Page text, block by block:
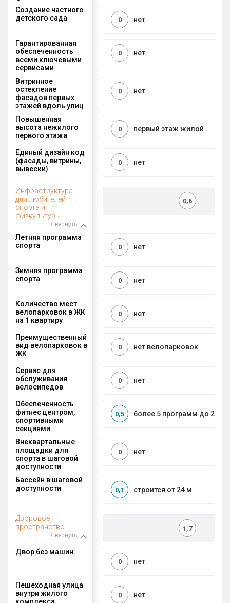
Создание частного
детского сада
нет
0
Гарантированная
обеспеченность
всеми ключевыми
сервисами
нет
0
Витринное
остекление
фасадов первых
этажей вдоль улиц
нет
0
Повышенная
высота нежилого
первого этажа
первый этаж жилой
0
Единый дизайн код
(фасады, витрины,
вывески)
нет
0
Инфраструктура
для любителей
спорта и
физкультуры
Свернуть
0,6
Летняя программа
спорта
нет
0
Зимняя программа
спорта
нет
0
Количество мест
велопарковок в ЖК
на 1 квартиру
нет
0
Преимущественный
вид велопарковок в
ЖК
нет велопарковок
0
Сервис для
обслуживания
велосипедов
нет
0
Обеспеченность
фитнес центром,
спортивными
секциями
более 5 программ до 2 км
0,5
Внеквартальные
площадки для
спорта в шаговой
доступности
нет
0
Бассейн в шаговой
доступности
строится от 24 м
0,1
Дворовое
пространство
Свернуть
1,7
Двор без машин
нет
0
Пешеходная улица
внутри жилого
комплекса
нет
0